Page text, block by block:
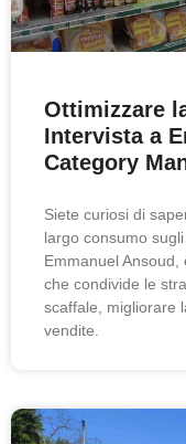
Ottimizzare
Intervista a
Category
Siete curiosi di
largo consumo
Emmanuel Ansoud,
che condivide le
scaffale, migliorare
vendite.